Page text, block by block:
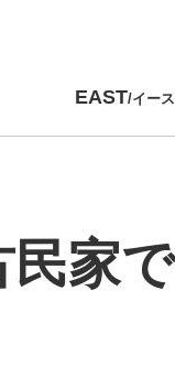
EAST/イー
家